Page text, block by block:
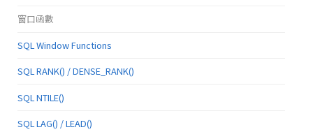
窗口函數
SQL Window Functions
SQL RANK() / DENSE_RANK()
SQL NTILE()
SQL LAG() / LEAD()